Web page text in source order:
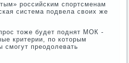
российским спортсменам
система подвела своих же
тоже будет поднят МОК -
критерии, по которым
смогут преодолевать